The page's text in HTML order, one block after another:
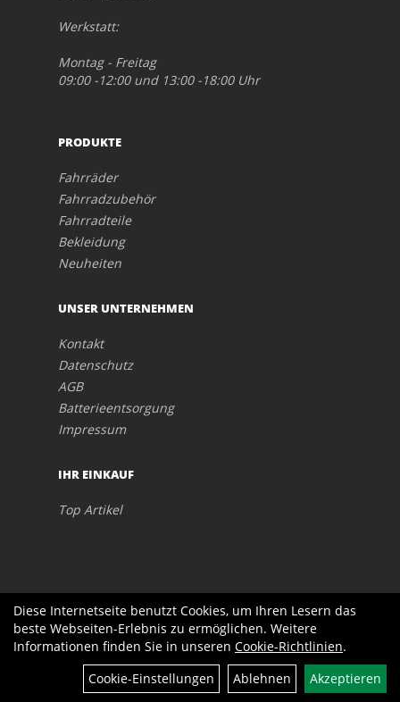
Werkstatt:
Montag - Freitag
09:00 -12:00 und 13:00 -18:00 Uhr
PRODUKTE
Fahrräder
Fahrradzubehör
Fahrradteile
Bekleidung
Neuheiten
UNSER UNTERNEHMEN
Kontakt
Datenschutz
AGB
Batterieentsorgung
Impressum
IHR EINKAUF
Top Artikel
Diese Internetseite benutzt Cookies, um Ihren Lesern das
beste Webseiten-Erlebnis zu ermöglichen. Weitere
Informationen finden Sie in unseren Cookie-Richtlinien.
Cookie-Einstellungen
Ablehnen Akzeptieren